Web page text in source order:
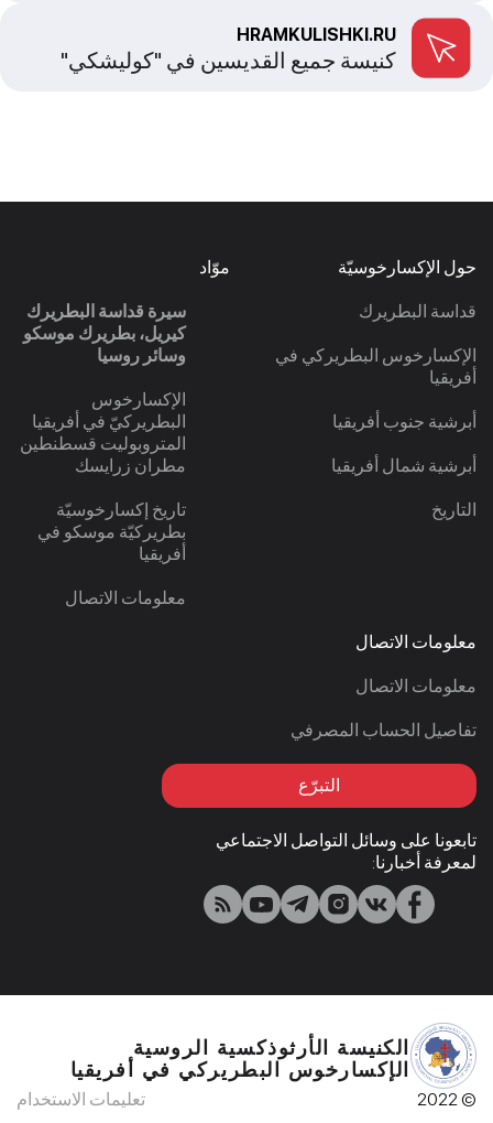
HRAMKULISHKI.RU
كنيسة جميع القديسين في "كوليشكي"
حول الإكسارخوسيّة
قداسة البطريرك
الإكسارخوس البطريركي في
أفريقيا
أبرشية جنوب أفريقيا
أبرشية شمال أفريقيا
التاريخ
موّاد
سيرة قداسة البطريرك
كيريل، بطريرك موسكو
وسائر روسيا
الإكسارخوس
البطريركيّ في أفريقيا
المتروبوليت قسطنطين
مطران زرايسك
تاريخ إكسارخوسيّة
بطريركيّة موسكو في
أفريقيا
معلومات الاتصال
معلومات الاتصال
معلومات الاتصال
تفاصيل الحساب المصرفي
التبرّع
تابعونا على وسائل التواصل الاجتماعي
لمعرفة أخبارنا:
الكنيسة الأرثوذكسية الروسية
الإكسارخوس البطريركي في أفريقيا
© 2022 تعليمات الاستخدام